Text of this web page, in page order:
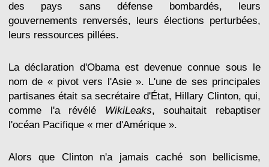
des pays sans défense bombardés, leurs
gouvernements renversés, leurs élections perturbées,
leurs ressources pillées.
La déclaration d'Obama est devenue connue sous le
nom de « pivot vers l'Asie ». L'une de ses principales
partisanes était sa secrétaire d'État, Hillary Clinton, qui,
comme l'a révélé WikiLeaks, souhaitait rebaptiser
l'océan Pacifique « mer d'Amérique ».
Alors que Clinton n'a jamais caché son bellicisme,